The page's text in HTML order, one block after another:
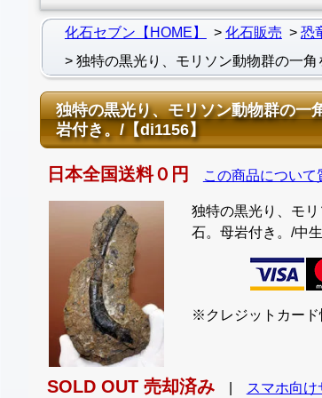
化石セブン【HOME】 化石販売 恐
独特の黒光り、モリソン動物群の一
独特の黒光り、モリソン動物群の
岩付き。/【di1156】
日本全国送料０円 この商品について
独特の黒光り、モ
石。母岩付き。/中
※クレジットカード
SOLD OUT 売却済み| スマホ向